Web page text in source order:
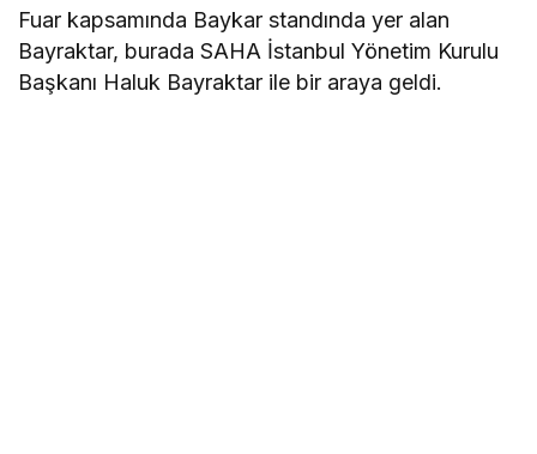
Fuar kapsamında Baykar standında yer alan
Bayraktar, burada SAHA İstanbul Yönetim Kurulu
Başkanı Haluk Bayraktar ile bir araya geldi.